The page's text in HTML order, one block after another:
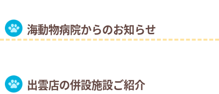
海動物病院からのお知らせ
出雲店の併設施設ご紹介